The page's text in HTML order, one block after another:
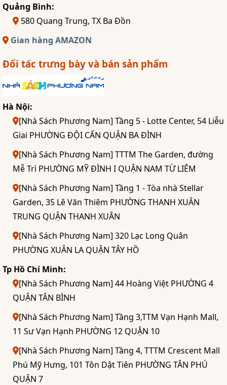
Quảng Bình:
580 Quang Trung, TX Ba Đồn
Gian hàng AMAZON
Đối tác trưng bày và bán sản phẩm
Hà Nội:
[Nhà Sách Phương Nam] Tầng 5 - Lotte Center, 54 Liễu
Giai PHƯỜNG ĐỘI CẤN QUẬN BA ĐÌNH
[Nhà Sách Phương Nam] TTTM The Garden, đường
Mễ Trì PHƯỜNG MỸ ĐÌNH I QUẬN NAM TỪ LIÊM
[Nhà Sách Phương Nam] Tầng 1 - Tòa nhà Stellar
Garden, 35 Lê Văn Thiêm PHƯỜNG THANH XUÂN
TRUNG QUẬN THANH XUÂN
[Nhà Sách Phương Nam] 320 Lạc Long Quân
PHƯỜNG XUÂN LA QUẬN TÂY HỒ
Tp Hồ Chí Minh:
[Nhà Sách Phương Nam] 44 Hoàng Việt PHƯỜNG 4
QUẬN TÂN BÌNH
[Nhà Sách Phương Nam] Tầng 3,TTM Vạn Hạnh Mall,
11 Sư Vạn Hạnh PHƯỜNG 12 QUẬN 10
[Nhà Sách Phương Nam] Tầng 4, TTTM Crescent Mall
Phú Mỹ Hưng, 101 Tôn Dật Tiên PHƯỜNG TÂN PHÚ
QUẬN 7